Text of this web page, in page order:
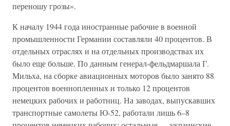
переношу грозы».
К началу 1944 года иностранные рабочие в военной
промышленности Германии составляли 40 процентов. В
отдельных отраслях и на отдельных производствах их
было еще больше. По данным генерал-фельдмаршала Г.
Мильха, на сборке авиационных моторов было занято 88
процентов военнопленных и только 12 процентов
немецких рабочих и работниц. На заводах, выпускавших
транспортные самолеты Ю-52, работали лишь 6–8